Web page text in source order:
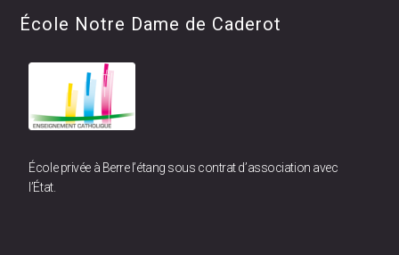
École Notre Dame de Caderot
École privée à Berre l’étang sous contrat d’association avec
l’État.